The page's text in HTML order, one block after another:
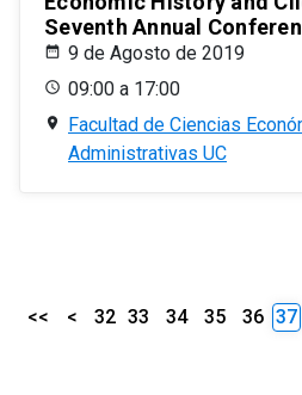
Seventh Annual
9 de Agosto de 2019
09:00 a 17:00
Facultad de Ciencias
Administrativas UC
<< < 32 33 34 35 36 37